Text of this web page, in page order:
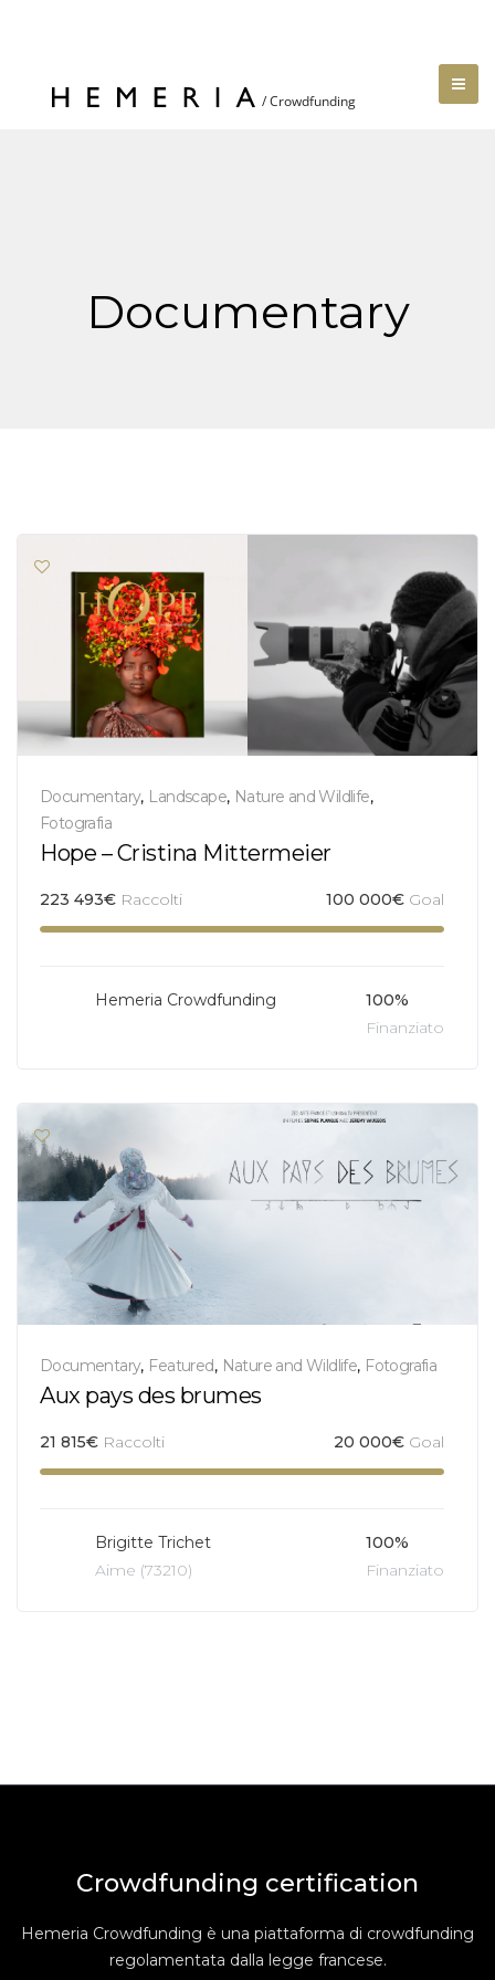
Documentary
Documentary, Landscape, Nature and Wildlife,
Fotografia
Hope – Cristina Mittermeier
223 493€ Raccolti 100 000€ Goal
Hemeria Crowdfunding
100%
Finanziato
Documentary, Featured, Nature and Wildlife, Fotografia
Aux pays des brumes
21 815€ Raccolti 20 000€ Goal
Brigitte Trichet
Aime (73210)
100%
Finanziato
Crowdfunding certification
Hemeria Crowdfunding è una piattaforma di crowdfunding
regolamentata dalla legge francese.